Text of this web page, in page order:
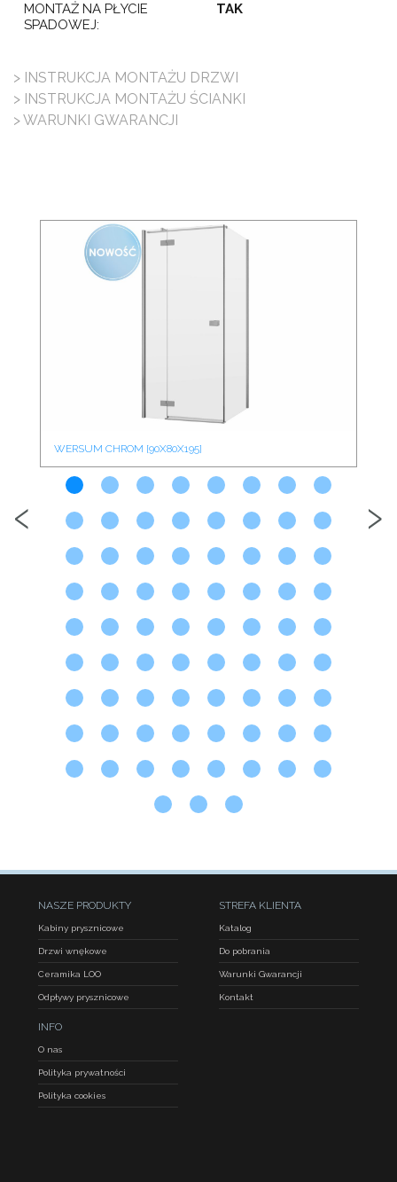
MONTAŻ NA PŁYCIE
SPADOWEJ:
TAK
> INSTRUKCJA MONTAŻU DRZWI
> INSTRUKCJA MONTAŻU ŚCIANKI
> WARUNKI GWARANCJI
WERSUM CHROM [90X80X195]
‹ ›
NASZE PRODUKTY
Kabiny prysznicowe
Drzwi wnękowe
Ceramika LOO
Odpływy prysznicowe
STREFA KLIENTA
Katalog
Do pobrania
Warunki Gwarancji
Kontakt
INFO
O nas
Polityka prywatności
Polityka cookies